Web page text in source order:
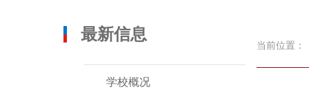
最新信息
学校概况
当前位置：